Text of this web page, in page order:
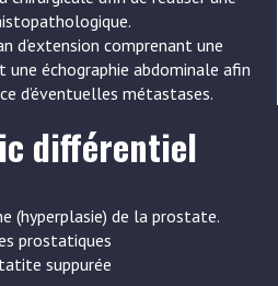
d’extension comprenant une
une échographie abdominale afin
d’éventuelles métastases.
différentiel
(hyperplasie) de la prostate.
prostatiques
suppurée